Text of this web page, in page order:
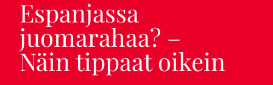
Espanjassa
juomarahaa? –
Näin tippaat oikein